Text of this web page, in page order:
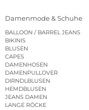
Damenmode & Schuhe
BALLOON / BARREL JEANS
BIKINIS
BLUSEN
CAPES
DAMENHOSEN
DAMENPULLOVER
DIRNDLBLUSEN
HEMDBLUSEN
JEANS DAMEN
LANGE RÖCKE